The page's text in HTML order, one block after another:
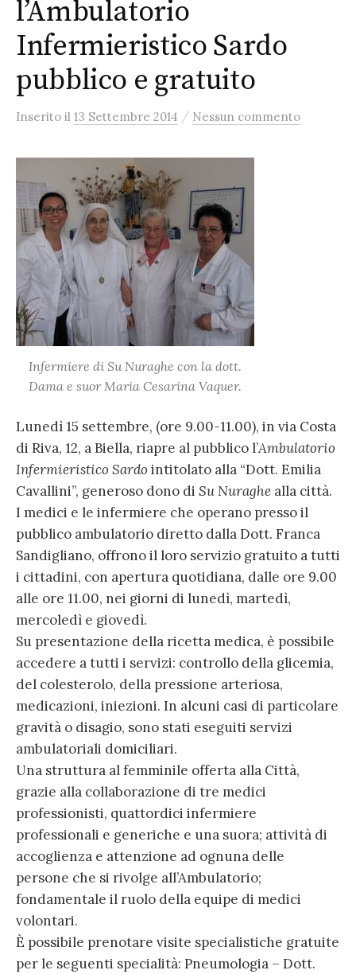
l’Ambulatorio
Infermieristico Sardo
pubblico e gratuito
Inserito il 13 Settembre 2014 / Nessun commento
Infermiere di Su Nuraghe con la dott.
Dama e suor Maria Cesarina Vaquer.
Lunedì 15 settembre, (ore 9.00-11.00), in via Costa
di Riva, 12, a Biella, riapre al pubblico l’Ambulatorio
Infermieristico Sardo intitolato alla “Dott. Emilia
Cavallini”, generoso dono di Su Nuraghe alla città.
I medici e le infermiere che operano presso il
pubblico ambulatorio diretto dalla Dott. Franca
Sandigliano, offrono il loro servizio gratuito a tutti
i cittadini, con apertura quotidiana, dalle ore 9.00
alle ore 11.00, nei giorni di lunedì, martedì,
mercoledì e giovedì.
Su presentazione della ricetta medica, è possibile
accedere a tutti i servizi: controllo della glicemia,
del colesterolo, della pressione arteriosa,
medicazioni, iniezioni. In alcuni casi di particolare
gravità o disagio, sono stati eseguiti servizi
ambulatoriali domiciliari.
Una struttura al femminile offerta alla Città,
grazie alla collaborazione di tre medici
professionisti, quattordici infermiere
professionali e generiche e una suora; attività di
accoglienza e attenzione ad ognuna delle
persone che si rivolge all’Ambulatorio;
fondamentale il ruolo della equipe di medici
volontari.
È possibile prenotare visite specialistiche gratuite
per le seguenti specialità: Pneumologia – Dott.